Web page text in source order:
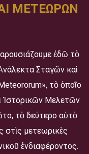
ΜΕΤΕΩΡΩΝ
ἐδῶ τὸ
Σταγῶν καὶ
τὸ ὁποῖο
Ἱστορικῶν Μελετῶν
τὸ δεύτερο αὐτὸ
στὶς μετεωρικὲς
ἐνδιαφέροντος.